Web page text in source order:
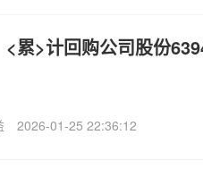
累>计回购公司股份
2026-01-25 22:36:12